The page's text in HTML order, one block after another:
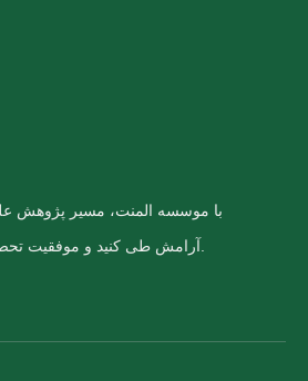
با موسسه المنت، مسیر پژوهش
آرامش طی کنید و موفقیت تحصیلی خود را تضمین کنید.